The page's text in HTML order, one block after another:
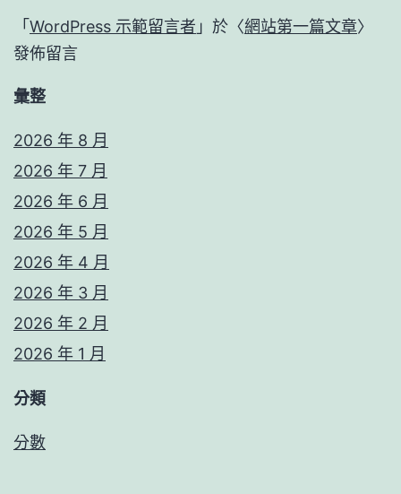
「 WordPress 示範留言者 」於〈網站第一篇文章〉
發佈留言
彙整
2026 年 8 月
2026 年 7 月
2026 年 6 月
2026 年 5 月
2026 年 4 月
2026 年 3 月
2026 年 2 月
2026 年 1 月
分類
分數